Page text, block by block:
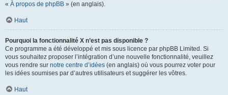
« À propos de phpBB » (en anglais).
Haut
Pourquoi la fonctionnalité X n’est pas disponible ?
Ce programme a été développé et mis sous licence par phpBB Limited. Si
vous souhaitez proposer l’intégration d’une nouvelle fonctionnalité, veuillez
vous rendre sur notre centre d’idées (en anglais) où vous pourrez voter pour
les idées soumises par d’autres utilisateurs et suggérer les vôtres.
Haut